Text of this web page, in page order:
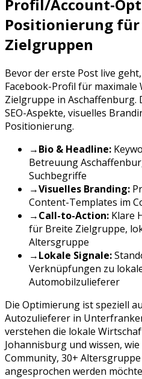
Profil/Account-
Positionierung für
Zielgruppen
Bevor der erste Post live
Facebook-Profil für
Zielgruppe in Aschaffenburg.
SEO-Aspekte, visuelles
Positionierung.
→Bio & Headline:
Betreuung
Suchbegriffe
→Visuelles Branding:
Content-Templates im
→Call-to-Action: Klare
für Breite Zielgruppe,
Altersgruppe
→Lokale Signale:
Verknüpfungen zu
Automobilzulieferer
Die Optimierung ist speziell
Autozulieferer in
verstehen die lokale
Johannisburg und wissen, wie
Community, 30+ Altersgruppe
angesprochen werden